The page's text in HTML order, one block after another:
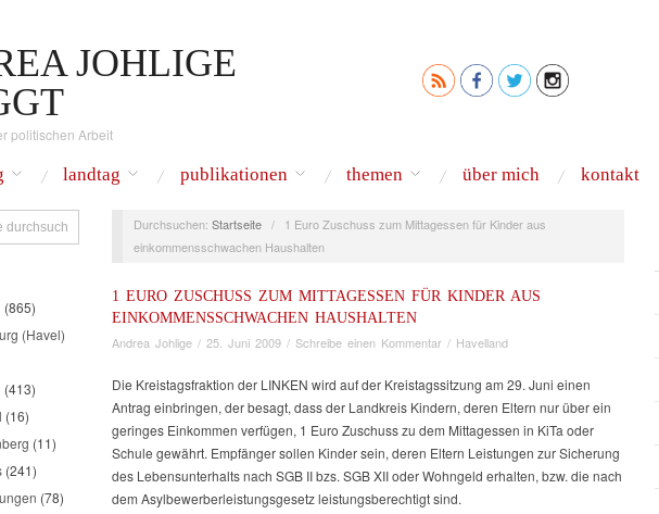
JOHLIGE
politischen Arbeit
landtag publikationen themen über mich kontakt
(865)
(Havel)
(413)
(16)
(11)
(241)
(78)
Durchsuchen: Startseite /
1 Euro Zuschuss zum Mittagessen für Kinder aus
einkommensschwachen Haushalten
1 EURO ZUSCHUSS ZUM MITTAGESSEN FÜR KINDER AUS
EINKOMMENSSCHWACHEN HAUSHALTEN
Andrea Johlige / 25. Juni 2009 / Schreibe einen Kommentar / Havelland
Die Kreistagsfraktion der LINKEN wird auf der Kreistagssitzung am 29. Juni einen
Antrag einbringen, der besagt, dass der Landkreis Kindern, deren Eltern nur über ein
geringes Einkommen verfügen, 1 Euro Zuschuss zu dem Mittagessen in KiTa oder
Schule gewährt. Empfänger sollen Kinder sein, deren Eltern Leistungen zur Sicherung
des Lebensunterhalts nach SGB II bzs. SGB XII oder Wohngeld erhalten, bzw. die nach
dem Asylbewerberleistungsgesetz leistungsberechtigt sind.